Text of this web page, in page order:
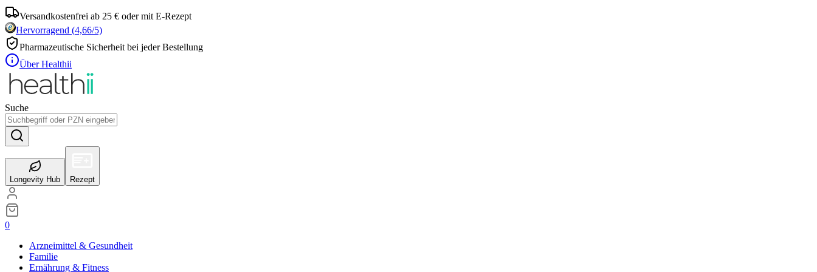
Versandkostenfrei ab 25 € oder mit E-Rezept
Hervorragend (4,66/5)
Pharmazeutische Sicherheit bei jeder Bestellung
Über Healthii
Suche
Longevity Hub Rezept
0
Arzneimittel & Gesundheit
Familie
Ernährung & Fitness